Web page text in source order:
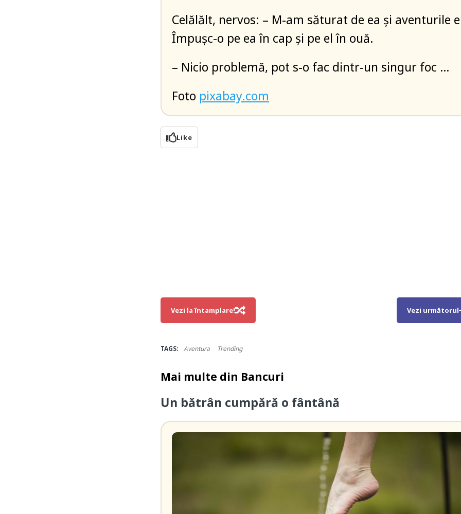
Celălălt, nervos: – M-am săturat de ea şi aventurile
Împuşc-o pe ea în cap şi pe el în ouă.
– Nicio problemă, pot s-o fac dintr-un singur foc …
Foto pixabay.com
Like
Vezi la întamplare! Vezi următorul
TAGS: Aventura Trending
Mai multe din Bancuri
Un bătrân cumpără o fântână